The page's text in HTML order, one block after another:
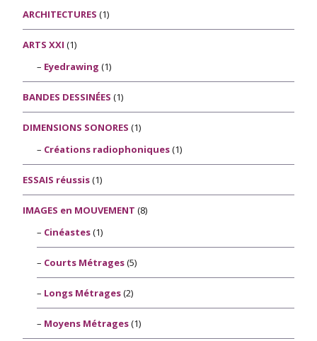
ARCHITECTURES (1)
ARTS XXI (1)
Eyedrawing (1)
BANDES DESSINÉES (1)
DIMENSIONS SONORES (1)
Créations radiophoniques(1)
ESSAIS réussis(1)
IMAGES en MOUVEMENT (8)
Cinéastes(1)
Courts Métrages(5)
Longs Métrages(2)
Moyens Métrages(1)